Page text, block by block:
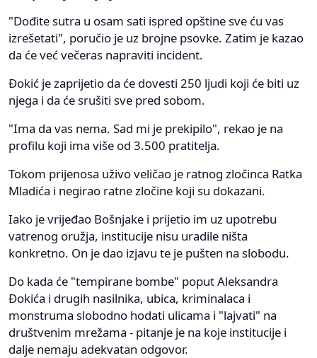
"Dođite sutra u osam sati ispred opštine sve ću vas
izrešetati", poručio je uz brojne psovke. Zatim je kazao
da će već večeras napraviti incident.
Đokić je zaprijetio da će dovesti 250 ljudi koji će biti uz
njega i da će srušiti sve pred sobom.
"Ima da vas nema. Sad mi je prekipilo", rekao je na
profilu koji ima više od 3.500 pratitelja.
Tokom prijenosa uživo veličao je ratnog zločinca Ratka
Mladića i negirao ratne zločine koji su dokazani.
Iako je vrijeđao Bošnjake i prijetio im uz upotrebu
vatrenog oružja, institucije nisu uradile ništa
konkretno. On je dao izjavu te je pušten na slobodu.
Do kada će "tempirane bombe" poput Aleksandra
Đokića i drugih nasilnika, ubica, kriminalaca i
monstruma slobodno hodati ulicama i "lajvati" na
društvenim mrežama - pitanje je na koje institucije i
dalje nemaju adekvatan odgovor.